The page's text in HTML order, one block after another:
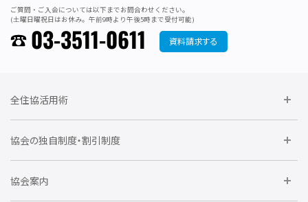
ご質問・ご入会については以下までお問合わせください。
(土曜日曜祝日はお休み。午前9時より午後5時まで受付可能)
03-3511-0611 資料請求する
全住協活用術
委員会に参加しよう
要望活動に参加しよう
協会の独自制度・割引制度
住宅瑕疵担保責任保険割引制度
協会案内